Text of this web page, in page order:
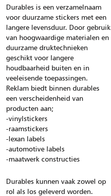
Durables is een verzamelnaam
voor duurzame stickers met een
langere levensduur. Door gebruik
van hoogwaardige materialen en
duurzame druktechnieken
geschikt voor langere
houdbaarheid buiten en in
veeleisende toepassingen.
Reklam biedt binnen durables
een verscheidenheid van
producten aan;
-vinylstickers
-raamstickers
-lexan labels
-automotive labels
-maatwerk constructies
Durables kunnen vaak zowel op
rol als los geleverd worden.